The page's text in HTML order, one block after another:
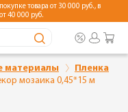
товара от 30 000 руб., в
40 000 руб.
материалы
Пленка
мозаика 0,45*15 м